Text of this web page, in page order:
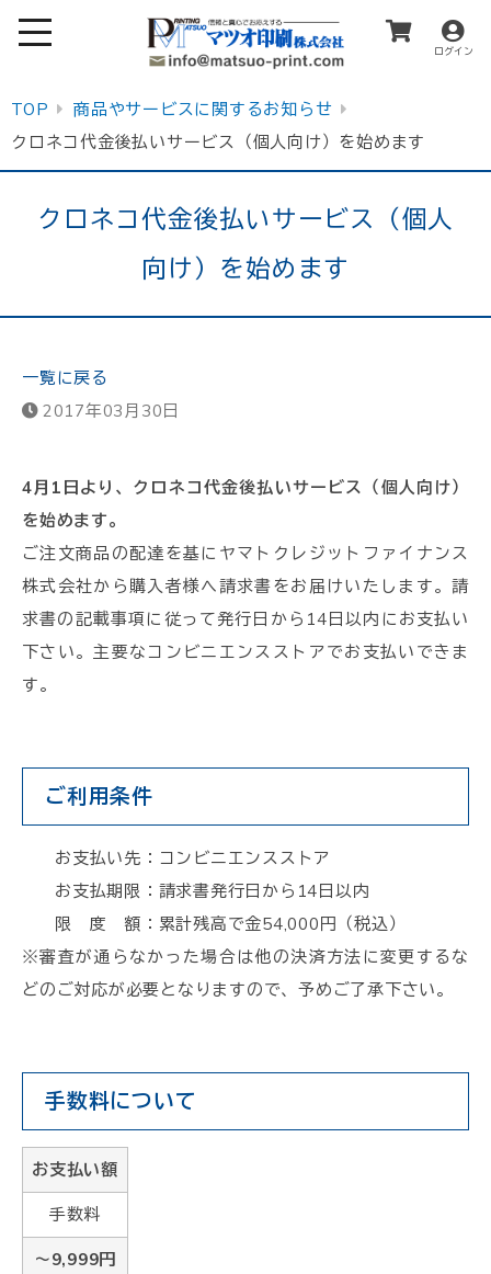
ログイン
TOP
商品やサービスに関するお知らせ
クロネコ代金後払いサービス（個人向け）を始めます
クロネコ代金後払いサービス（個人
向け）を始めます
一覧に戻る
2017年03月30日
4月1日より、クロネコ代金後払いサービス（個人向け）
を始めます。
ご注文商品の配達を基にヤマトクレジットファイナンス
株式会社から購入者様へ請求書をお届けいたします。請
求書の記載事項に従って発行日から14日以内にお支払い
下さい。主要なコンビニエンスストアでお支払いできま
す。
ご利用条件
お支払い先：コンビニエンスストア
お支払期限：請求書発行日から14日以内
限 度 額：累計残高で金54,000円（税込）
※審査が通らなかった場合は他の決済方法に変更するな
どのご対応が必要となりますので、予めご了承下さい。
手数料について
お支払い額
手数料
～9,999円